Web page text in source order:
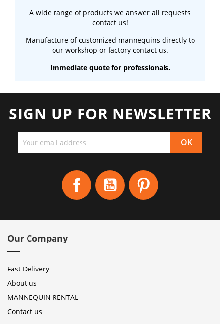
A wide range of products we answer all requests
contact us!
Manufacture of customized mannequins directly to
our workshop or factory contact us.
Immediate quote for professionals.
SIGN UP FOR NEWSLETTER
Facebook YouTube
Our Company
Fast Delivery
About us
MANNEQUIN RENTAL
Contact us